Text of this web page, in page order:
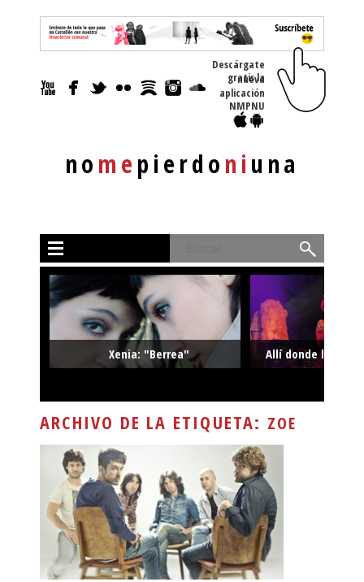
nomepierdoniuna
Descárgate
gratis la nueva
aplicación
NMPNU
Xenia: "Berrea" Allí donde la
ARCHIVO DE LA ETIQUETA: ZOE